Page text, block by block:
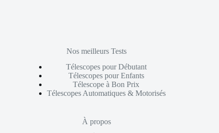
Nos meilleurs Tests
Télescopes pour Débutant
Télescopes pour Enfants
Télescope à Bon Prix
Télescopes Automatiques & Motorisés
À propos